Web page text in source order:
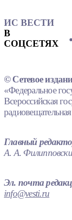
ИС ВЕСТИ
В
СОЦСЕТЯХ
© Сетевое
«Федеральное
Всероссийская
Главный
А. А.
Эл. почта
info@vesti.ru